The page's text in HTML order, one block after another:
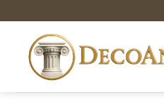
au
contenu